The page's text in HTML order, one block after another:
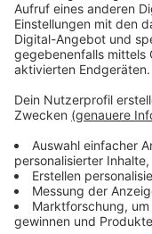
UEFA: Faire
Anzeige
zwischen 3. und
Fußball-Union
transparente
maximal vier